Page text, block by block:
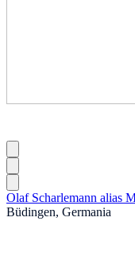
Olaf Scharlemann alias
Büdingen, Germania